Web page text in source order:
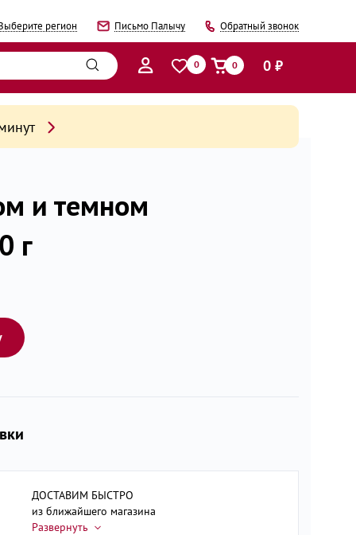
регион Письмо Палычу Обратный звонок
0 0 0 ₽
и темном
г
ДОСТАВИМ БЫСТРО
из ближайшего магазина